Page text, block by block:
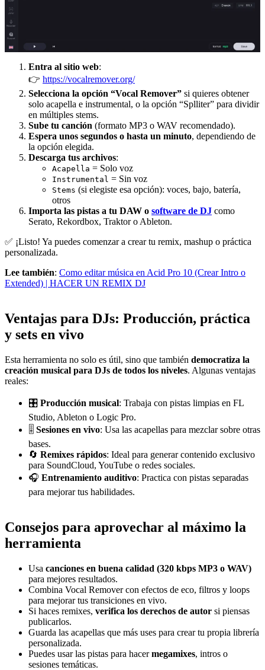
Entra al sitio web:
👉 https://vocalremover.org/
Selecciona la opción “Vocal Remover” si quieres obtener
solo acapella e instrumental, o la opción “Splliter” para dividir
en múltiples stems.
Sube tu canción (formato MP3 o WAV recomendado).
Espera unos segundos o hasta un minuto, dependiendo de
la opción elegida.
Descarga tus archivos:
Acapella = Solo voz
Instrumental = Sin voz
Stems (si elegiste esa opción): voces, bajo, batería,
otros
Importa las pistas a tu DAW o software de DJ como
Serato, Rekordbox, Traktor o Ableton.
✅ ¡Listo! Ya puedes comenzar a crear tu remix, mashup o práctica
personalizada.
Lee también: Como editar música en Acid Pro 10 (Crear Intro o
Extended) | HACER UN REMIX DJ
Ventajas para DJs: Producción, práctica
y sets en vivo
Esta herramienta no solo es útil, sino que también democratiza la
creación musical para DJs de todos los niveles. Algunas ventajas
reales:
🎛️ Producción musical: Trabaja con pistas limpias en FL
Studio, Ableton o Logic Pro.
🎚️ Sesiones en vivo: Usa las acapellas para mezclar sobre otras
bases.
🔄 Remixes rápidos: Ideal para generar contenido exclusivo
para SoundCloud, YouTube o redes sociales.
🎧 Entrenamiento auditivo: Practica con pistas separadas
para mejorar tus habilidades.
Consejos para aprovechar al máximo la
herramienta
Usa canciones en buena calidad (320 kbps MP3 o WAV)
para mejores resultados.
Combina Vocal Remover con efectos de eco, filtros y loops
para mejorar tus transiciones en vivo.
Si haces remixes, verifica los derechos de autor si piensas
publicarlos.
Guarda las acapellas que más uses para crear tu propia librería
personalizada.
Puedes usar las pistas para hacermegamixes, intros o
sesiones temáticas.